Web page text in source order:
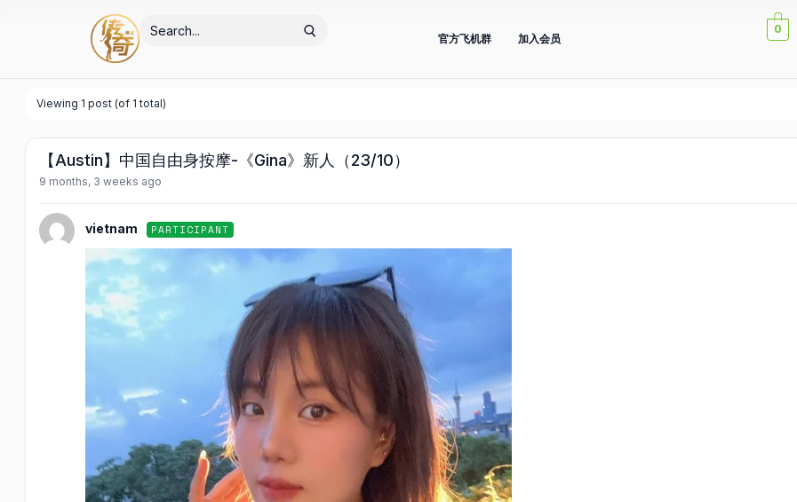
官方飞机群 加入会员
0
Viewing 1 post (of 1 total)
【Austin】中国自由身按摩-《Gina》新人（23/10）
9 months, 3 weeks ago
vietnam PARTICIPANT